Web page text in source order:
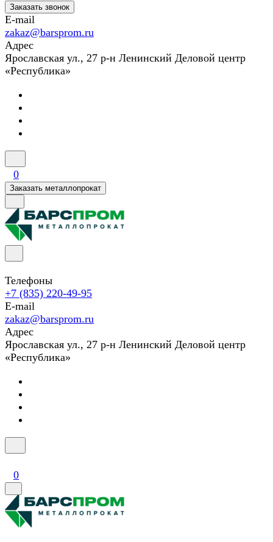
Заказать звонок
E-mail
zakaz@barsprom.ru
Адрес
Ярославская ул., 27 р-н Ленинский Деловой центр
«Республика»
0
Заказать металлопрокат
Телефоны
+7 (835) 220-49-95
E-mail
zakaz@barsprom.ru
Адрес
Ярославская ул., 27 р-н Ленинский Деловой центр
«Республика»
0